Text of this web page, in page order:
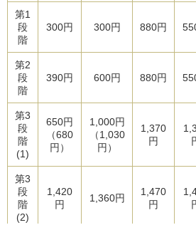
第1
段
階
300円 300円 880円
第2
段
階
390円 600円 880円
第3
段
階
(1)
650円
（680
円）
1,000円
（1,030
円）
1,370
円
第3
段
階
(2)
1,420
円
1,360円
1,470
円